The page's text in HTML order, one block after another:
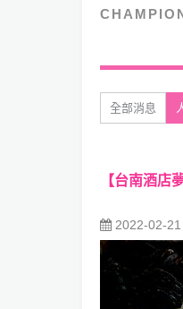
全部消息
【台南酒店
2022-02-21